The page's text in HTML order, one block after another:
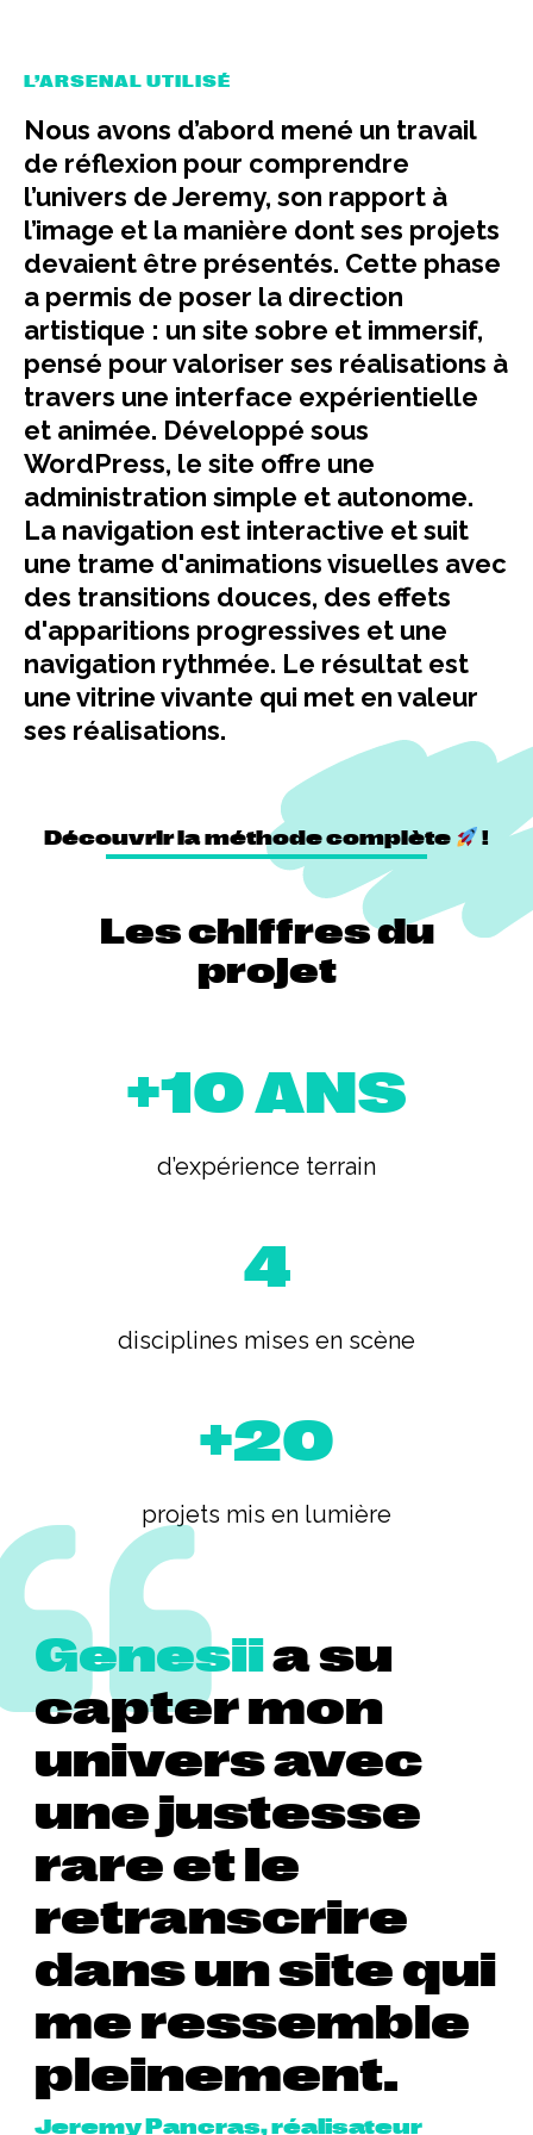
L’ARSENAL UTILISÉ
Nous avons d’abord mené un travail
de réflexion pour comprendre
l’univers de Jeremy, son rapport à
l’image et la manière dont ses projets
devaient être présentés. Cette phase
a permis de poser la direction
artistique : un site sobre et immersif,
pensé pour valoriser ses réalisations à
travers une interface expérientielle
et animée. Développé sous
WordPress, le site offre une
administration simple et autonome.
La navigation est interactive et suit
une trame d'animations visuelles avec
des transitions douces, des effets
d'apparitions progressives et une
navigation rythmée. Le résultat est
une vitrine vivante qui met en valeur
ses réalisations.
Découvrir la méthode complète !
Les chiffres du
projet
+10 ANS
d’expérience terrain
4
disciplines mises en scène
+20
projets mis en lumière
Genesiia su
capter mon
univers avec
une justesse
rare et le
retranscrire
dans un site qui
me ressemble
pleinement.
Jeremy Pancras, réalisateur